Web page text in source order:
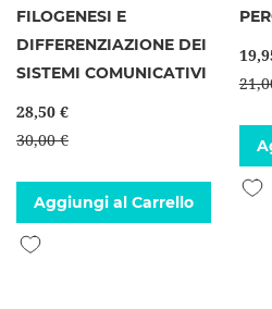
FILOGENESI E
DIFFERENZIAZIONE DEI
SISTEMI COMUNICATIVI
28,50 €
30,00 €
Aggiungi al Carrello
Aggiungi alla lista desideri